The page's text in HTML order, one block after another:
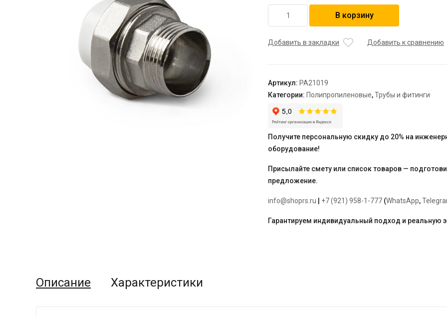
товара
комбинированная
-
1
1/4"
"PRO
В корзину
Добавить в закладки Добавить к сравнению
Артикул: PA21019
Категории: Полипропиленовые,Трубы и фитинги
Получите персональную скидку до 20% на
оборудование!
Присылайте смету или список товаров —
предложение.
info@shoprs.ru +7 (921) 958-1-777 (WhatsApp,
Гарантируем индивидуальный подход и реальную
Описание Характеристики